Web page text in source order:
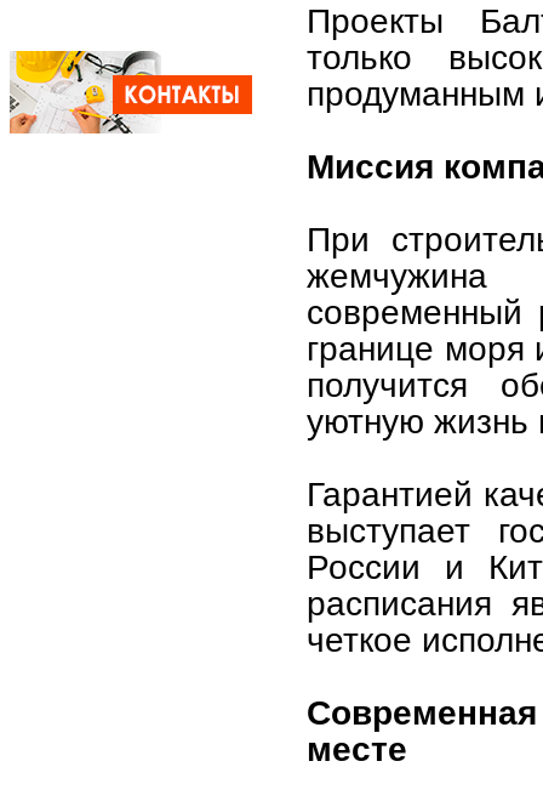
Проекты
только
продуманным
Миссия
При
жемчужина
современный
границе моря
получится
уютную жизнь
Гарантией
выступает
России и
расписания
четкое
месте